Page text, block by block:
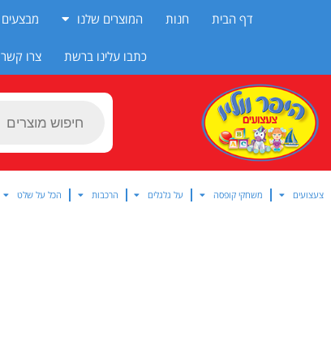
דף הבית חנות המוצרים שלנו מבצעים
כתבו עלינו ברשת צרו קשר
Products
צעצועים משחקי קופסה על גלגלים הרכבות הכל על שלט